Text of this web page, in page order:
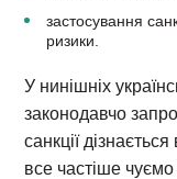
застосування
ризики.
У нинішніх
законодавчо
санкції
все частіше